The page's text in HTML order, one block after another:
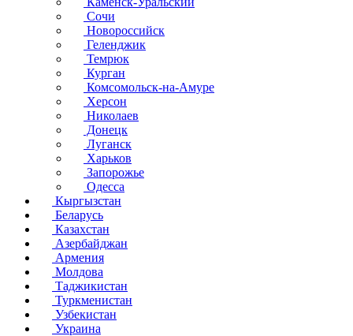
Сочи
Новороссийск
Геленджик
Темрюк
Курган
Комсомольск-на-Амуре
Херсон
Николаев
Донецк
Луганск
Харьков
Запорожье
Одесса
Кыргызстан
Беларусь
Казахстан
Азербайджан
Армения
Молдова
Таджикистан
Туркменистан
Узбекистан
Украина